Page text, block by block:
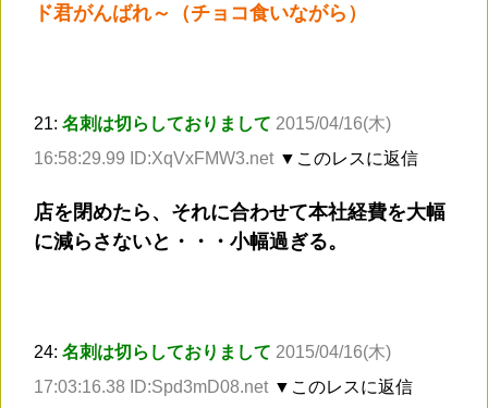
ド君がんばれ～（チョコ食いながら）
21: 名刺は切らしておりまして 2015/04/16(木)
16:58:29.99 ID:XqVxFMW3.net ▼このレスに返信
店を閉めたら、それに合わせて本社経費を大幅
に減らさないと・・・小幅過ぎる。
24: 名刺は切らしておりまして 2015/04/16(木)
17:03:16.38 ID:Spd3mD08.net ▼このレスに返信